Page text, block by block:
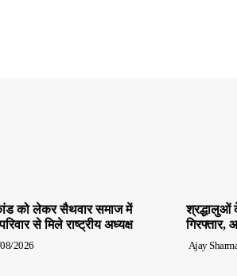
को लेकर सैथवार समाज में
से मिले राष्ट्रीय अध्यक्ष
2026
श्रद्धालुओं
गिरफ्तार,
Ajay